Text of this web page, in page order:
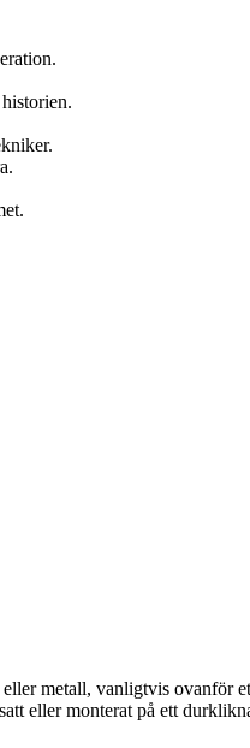
metall, vanligtvis ovanför
eller monterat på ett